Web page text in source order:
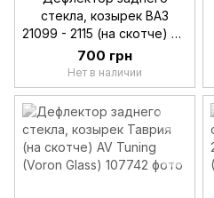
стекла, козырек ВАЗ
21099 - 2115 (на скотче) AV
(Voron Glass)
700 грн
Нет в наличии